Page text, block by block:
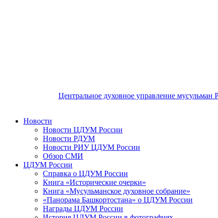
Центральное духовное управление мусульман
Новости
Новости ЦДУМ России
Новости РДУМ
Новости РИУ ЦДУМ России
Обзор СМИ
ЦДУМ России
Справка о ЦДУМ России
Книга «Исторические очерки»
Книга «Мусульманское духовное собрание»
«Панорама Башкортостана» о ЦДУМ России
Награды ЦДУМ России